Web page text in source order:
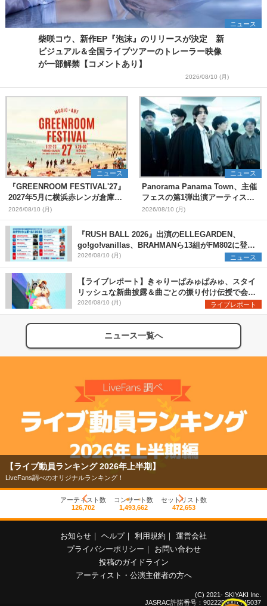
ニュース
柴咲コウ、新作EP『泡沫』のリリースが決定 新
ビジュアル＆全国ライブツアーのトレーラー映像
が一部解禁【コメントあり】
2026/08/10 (月)
ニュース
『GREENROOM FESTIVAL'27』
2027年5月に横浜赤レンガ倉庫、
神戸メリケンパークで開催決定
2026/08/10 (月)
ニュース
Panorama Panama Town、主催
フェスの第1弾出演アーティスト
として愛はズボーン、夜の本気ダ
ンスらを発表 「plus∈you」の
MVも公開に
2026/08/10 (月)
『RUSH BALL 2026』出演のELLEGARDEN、
go!go!vanillas、BRAHMANら13組がFM802に登
場、他出演アーティストの“渾身の1曲”をセレクト
2026/08/10 (月) ニュース
【ライブレポート】きゃりーぱみゅぱみゅ、スタイ
リッシュな新曲披露＆曲ごとの振り付け伝授で会場
を盛り上げまくる！＜LuckyFes’26＞
2026/08/10 (月) ライブレポート
ニュース一覧へ
【ライブ動員ランキング 2026年上半期】
LiveFans調べのオリジナルランキング！
アーティスト数
126,702
コンサート数
1,493,662
セットリスト数
472,653
お知らせ ヘルプ 利用規約
運営会社
プライバシーポリシー
お問い合わせ
投稿のガイドライン
アーティスト・公演主催者の方へ
(C) 2021- SKIYAKI Inc.
JASRAC許諾番号：9022255001Y45037